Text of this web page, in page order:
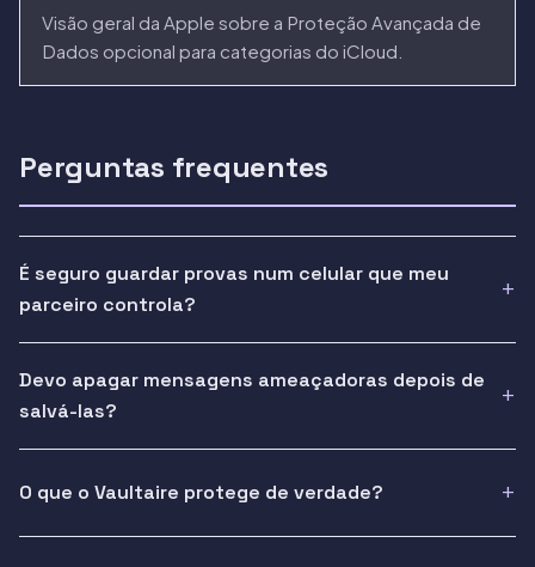
Visão geral da Apple sobre a Proteção Avançada de
Dados opcional para categorias do iCloud.
Perguntas frequentes
É seguro guardar provas num celular que meu
parceiro controla?
Devo apagar mensagens ameaçadoras depois de
salvá-las?
O que o Vaultaire protege de verdade?